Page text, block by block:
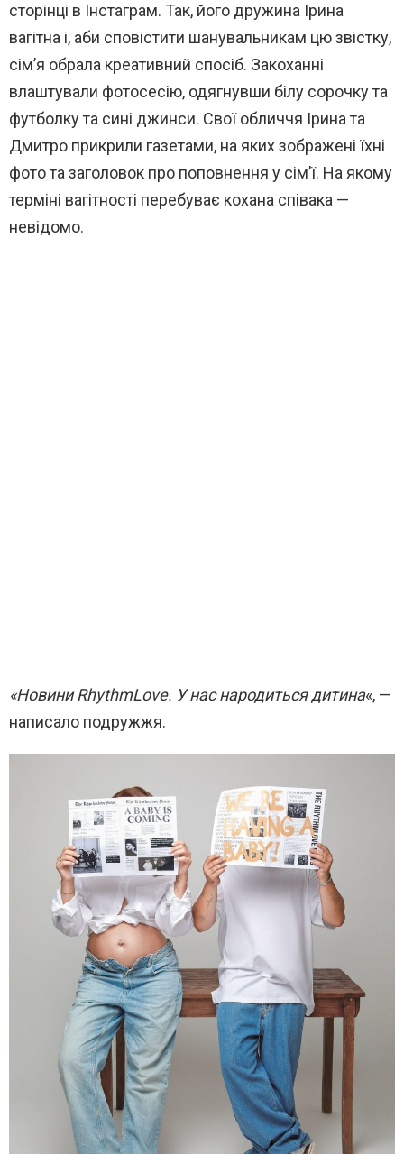
сторінці в Інстаграм. Так, його дружина Ірина
вагітна і, аби сповістити шанувальникам цю звістку,
сім’я обрала креативний спосіб. Закоханні
влаштували фотосесію, одягнувши білу сорочку та
футболку та сині джинси. Свої обличчя Ірина та
Дмитро прикрили газетами, на яких зображені їхні
фото та заголовок про поповнення у сім’ї. На якому
терміні вагітності перебуває кохана співака —
невідомо.
«Новини RhythmLove. У нас народиться дитина«, —
написало подружжя.